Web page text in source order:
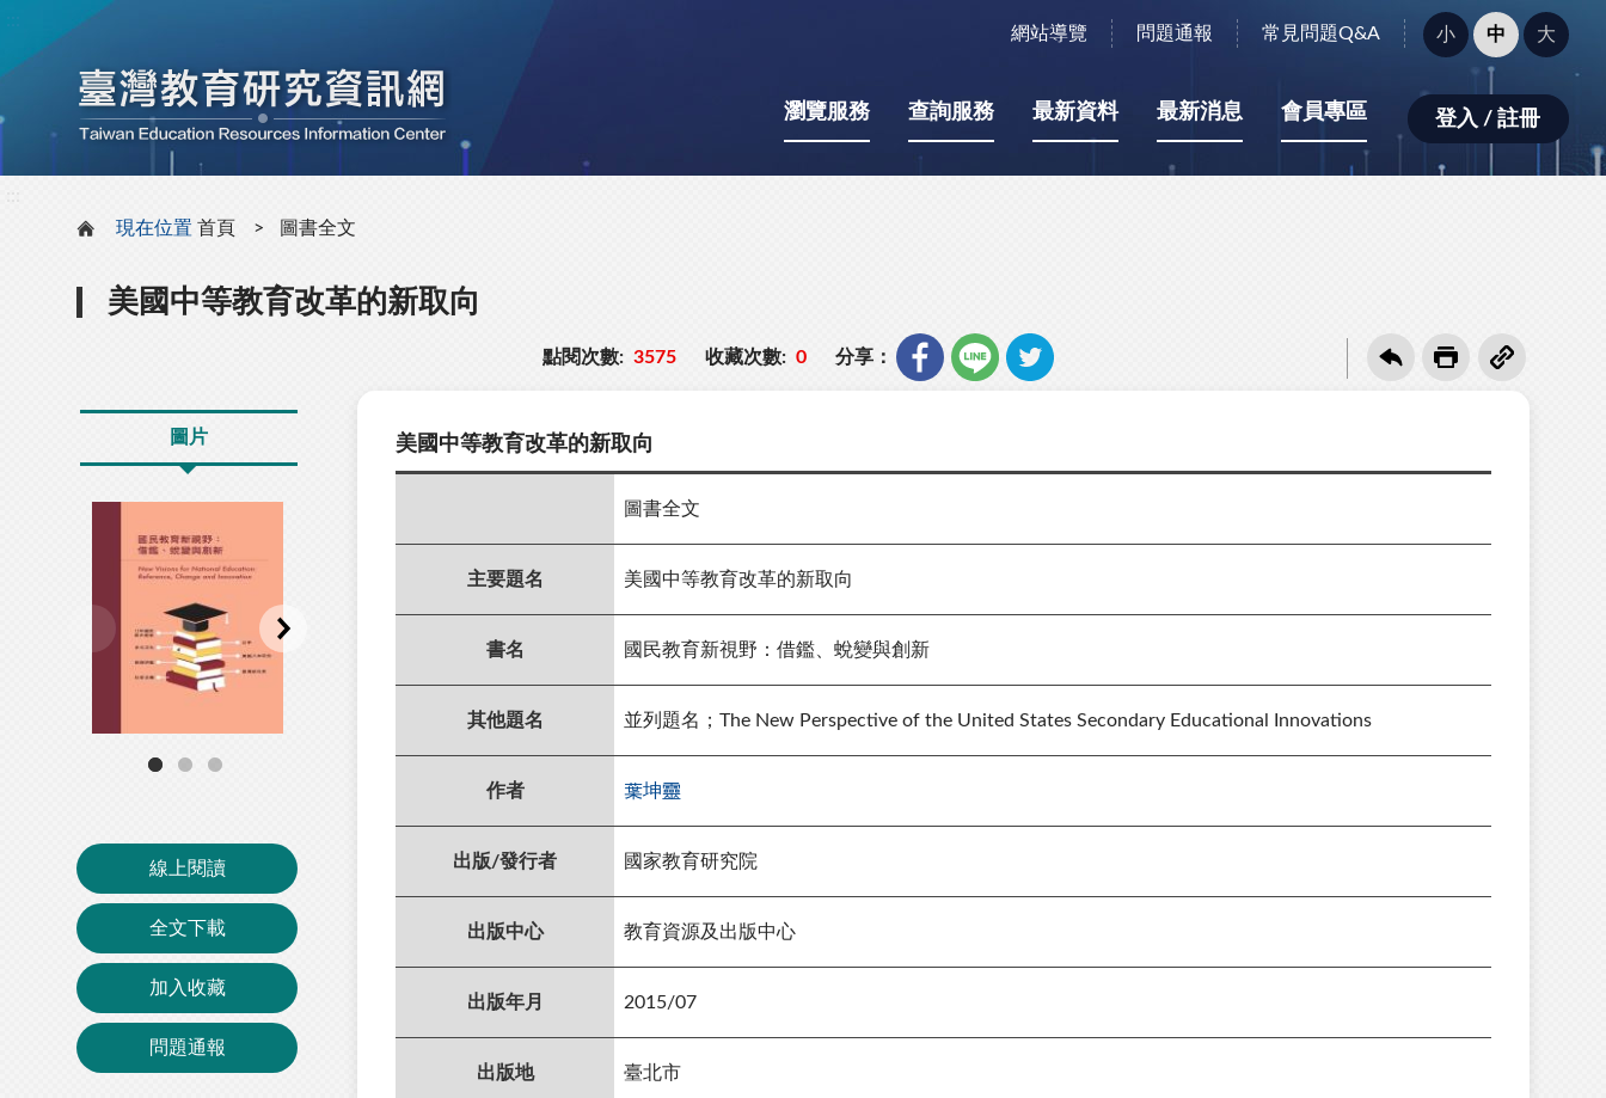
網站導覽 問題通報 常見問題Q&A
字
型
小：
小 中 大
瀏覽服務 查詢服務 最新資料 最新消息 會員專區 登入 / 註冊
現在位置 首頁 圖書全文
美國中等教育改革的新取向
點閱次數: 3575 收藏次數: 0 分享：
圖片
線上閱讀
全文下載
加入收藏
問題通報
美國中等教育改革的新取向
圖書全文
主要題名 美國中等教育改革的新取向
書名 國民教育新視野：借鑑、蛻變與創新
其他題名 並列題名；The New Perspective of the United States Secondary Educational Innovations
作者 葉坤靈
出版/發行者 國家教育研究院
出版中心 教育資源及出版中心
出版年月 2015/07
出版地 臺北市